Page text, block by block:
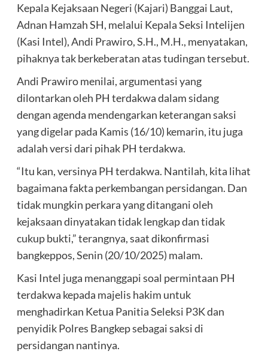
Kepala Kejaksaan Negeri (Kajari) Banggai Laut,
Adnan Hamzah SH, melalui Kepala Seksi Intelijen
(Kasi Intel), Andi Prawiro, S.H., M.H., menyatakan,
pihaknya tak berkeberatan atas tudingan tersebut.
Andi Prawiro menilai, argumentasi yang
dilontarkan oleh PH terdakwa dalam sidang
dengan agenda mendengarkan keterangan saksi
yang digelar pada Kamis (16/10) kemarin, itu juga
adalah versi dari pihak PH terdakwa.
“Itu kan, versinya PH terdakwa. Nantilah, kita lihat
bagaimana fakta perkembangan persidangan. Dan
tidak mungkin perkara yang ditangani oleh
kejaksaan dinyatakan tidak lengkap dan tidak
cukup bukti,” terangnya, saat dikonfirmasi
bangkeppos, Senin (20/10/2025) malam.
Kasi Intel juga menanggapi soal permintaan PH
terdakwa kepada majelis hakim untuk
menghadirkan Ketua Panitia Seleksi P3K dan
penyidik Polres Bangkep sebagai saksi di
persidangan nantinya.